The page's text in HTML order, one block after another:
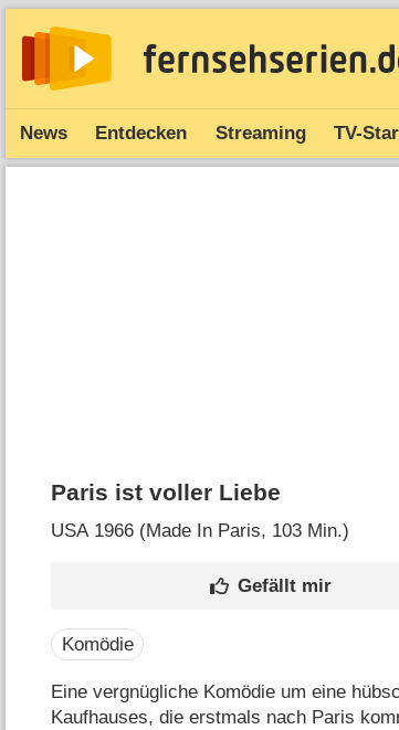
News Entdecken Streaming TV-
Paris ist voller Liebe
USA1966 (Made In Paris‎, 103 Min.)
Komödie
Eine vergnügliche Komödie um eine
Kaufhauses, die erstmals nach Paris